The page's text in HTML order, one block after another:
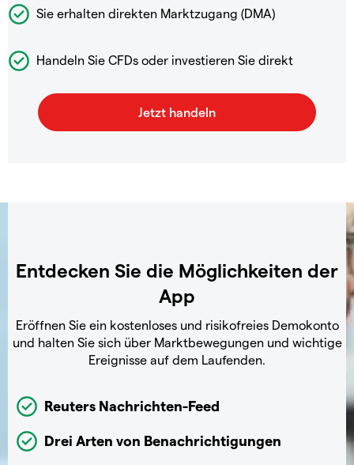
Sie erhalten direkten Marktzugang (DMA)
Handeln Sie CFDs oder investieren Sie direkt
Entdecken Sie die Möglichkeiten der
App
Eröffnen Sie ein kostenloses und risikofreies Demokonto
und halten Sie sich über Marktbewegungen und wichtige
Ereignisse auf dem Laufenden.
Reuters Nachrichten-Feed
Drei Arten von Benachrichtigungen